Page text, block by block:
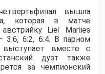
вышла
которая в матче
Liel Marlies
3:6, 6:2, 6:4. В парном
выступает вместе с
дуэт также
за чемпионский